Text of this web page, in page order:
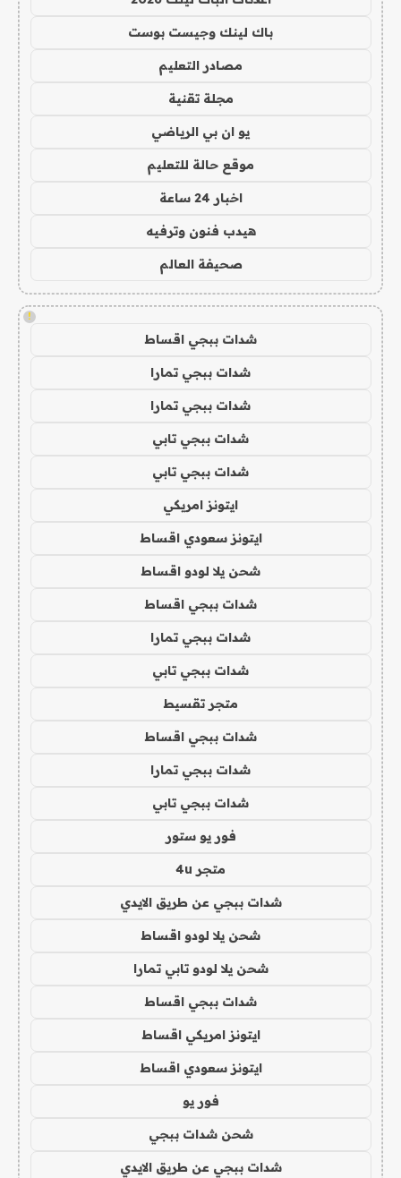
باك لينك وجيست بوست
مصادر التعليم
مجلة تقنية
يو ان بي الرياضي
موقع حالة للتعليم
اخبار 24 ساعة
هيدب فنون وترفيه
صحيفة العالم
!
شدات ببجي اقساط
شدات ببجي تمارا
شدات ببجي تمارا
شدات ببجي تابي
شدات ببجي تابي
ايتونز امريكي
ايتونز سعودي اقساط
شحن يلا لودو اقساط
شدات ببجي اقساط
شدات ببجي تمارا
شدات ببجي تابي
متجر تقسيط
شدات ببجي اقساط
شدات ببجي تمارا
شدات ببجي تابي
فور يو ستور
متجر 4u
شدات ببجي عن طريق الايدي
شحن يلا لودو اقساط
شحن يلا لودو تابي تمارا
شدات ببجي اقساط
ايتونز امريكي اقساط
ايتونز سعودي اقساط
فور يو
شحن شدات ببجي
شدات ببجي عن طريق الايدي